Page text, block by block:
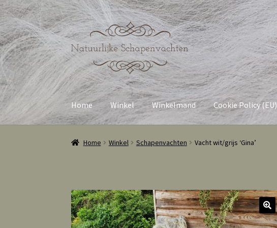
Ga
door
naar
navigatie
Ga
naar
de
inhoud
Home Winkel Winkelmand Cookie Policy (EU)
Home Winkel Schapenvachten Vacht wit/grijs ‘Gina’